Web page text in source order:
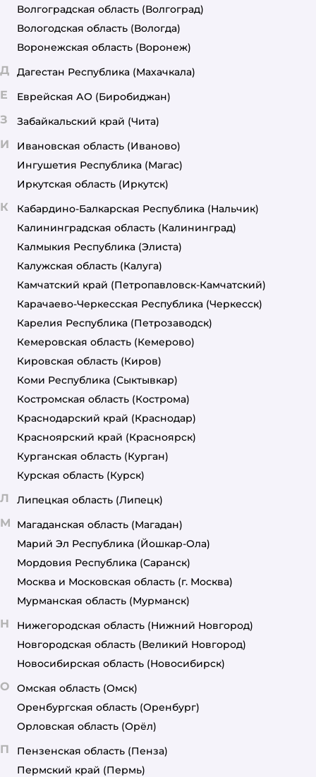
Волгоградская область (Волгоград)
Вологодская область (Вологда)
Воронежская область (Воронеж)
Д Дагестан Республика (Махачкала)
Е Еврейская АО (Биробиджан)
З Забайкальский край (Чита)
И Ивановская область (Иваново)
Ингушетия Республика (Магас)
Иркутская область (Иркутск)
К Кабардино-Балкарская Республика (Нальчик)
Калининградская область (Калининград)
Калмыкия Республика (Элиста)
Калужская область (Калуга)
Камчатский край (Петропавловск-Камчатский)
Карачаево-Черкесская Республика (Черкесск)
Карелия Республика (Петрозаводск)
Кемеровская область (Кемерово)
Кировская область (Киров)
Коми Республика (Сыктывкар)
Костромская область (Кострома)
Краснодарский край (Краснодар)
Красноярский край (Красноярск)
Курганская область (Курган)
Курская область (Курск)
Л Липецкая область (Липецк)
М Магаданская область (Магадан)
Марий Эл Республика (Йошкар-Ола)
Мордовия Республика (Саранск)
Москва и Московская область (г. Москва)
Мурманская область (Мурманск)
Н Нижегородская область (Нижний Новгород)
Новгородская область (Великий Новгород)
Новосибирская область (Новосибирск)
О Омская область (Омск)
Оренбургская область (Оренбург)
Орловская область (Орёл)
П Пензенская область (Пенза)
Пермский край (Пермь)